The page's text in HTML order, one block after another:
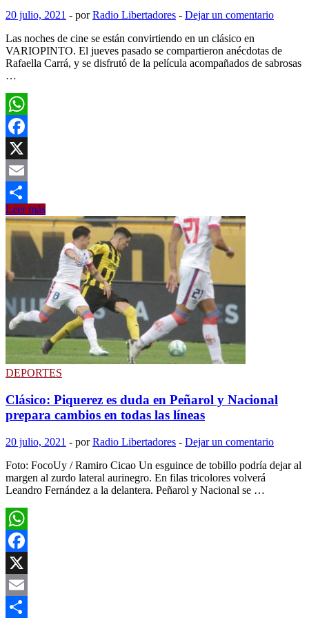
20 julio, 2021 - porRadio Libertadores - Dejar un comentario
Las noches de cine se están convirtiendo en un clásico en
VARIOPINTO. El jueves pasado se compartieron anécdotas de
Rafaella Carrá, y se disfrutó de la película acompañados de sabrosas
…
WhatsApp
Facebook
X
Email
Compartir
VARIOPINTO
continúa
proponiendo
eventos
artísticos
para
el
gusto
y
todos
Leer más
DEPORTES
Clásico: Piquerez es duda en Peñarol y Nacional
prepara cambios en todas las líneas
20 julio, 2021 - porRadio Libertadores - Dejar un comentario
Foto: FocoUy / Ramiro Cicao Un esguince de tobillo podría dejar al
margen al zurdo lateral aurinegro. En filas tricolores volverá
Leandro Fernández a la delantera. Peñarol y Nacional se …
WhatsApp
Facebook
X
Email